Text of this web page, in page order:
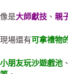
像是大師獻技 、 親
現場還有可拿禮物
小朋友玩沙遊戲池 、